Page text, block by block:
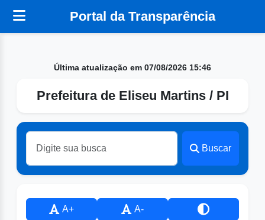
Portal da Transparência
Última atualização em 07/08/2026 15:46
Prefeitura de Eliseu Martins / PI
Buscar
A+ A-